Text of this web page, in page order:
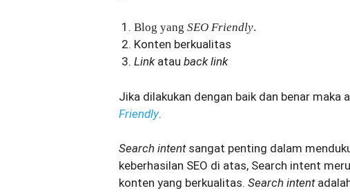
Blog yangSEO Friendly.
Konten berkualitas
Link atauback link
Jika dilakukan dengan baik dan benar maka
Friendly.
Search intentsangat penting dalam
keberhasilan SEO di atas, Search intent
konten yang berkualitas. Search intent